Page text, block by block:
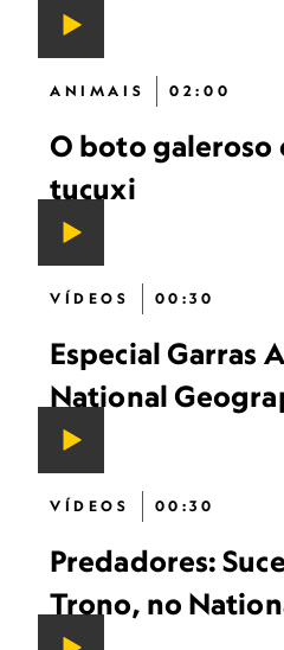
ANIMAIS 02:00
O boto galeroso
tucuxi
VÍDEOS 00:30
Especial Garras
National
VÍDEOS 00:30
Predadores:
Trono, no